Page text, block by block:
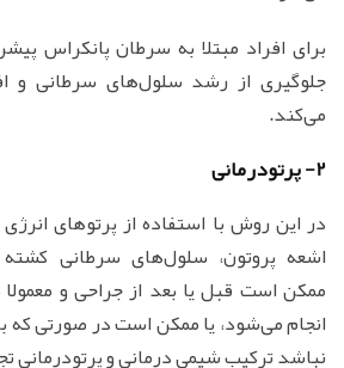
برای افراد مبتلا به سرطان پانکراس
جلوگیری از رشد سلول‌های سرطانی و
می‌کند.
2- پرتودرمانی
در این روش با استفاده از پرتوهای
اشعه پروتون، سلول‌های سرطانی
ممکن است قبل یا بعد از جراحی و
انجام می‌شود، یا ممکن است در صورتی
نباشد ترکیب شیمی درمانی و پرتودرمانی